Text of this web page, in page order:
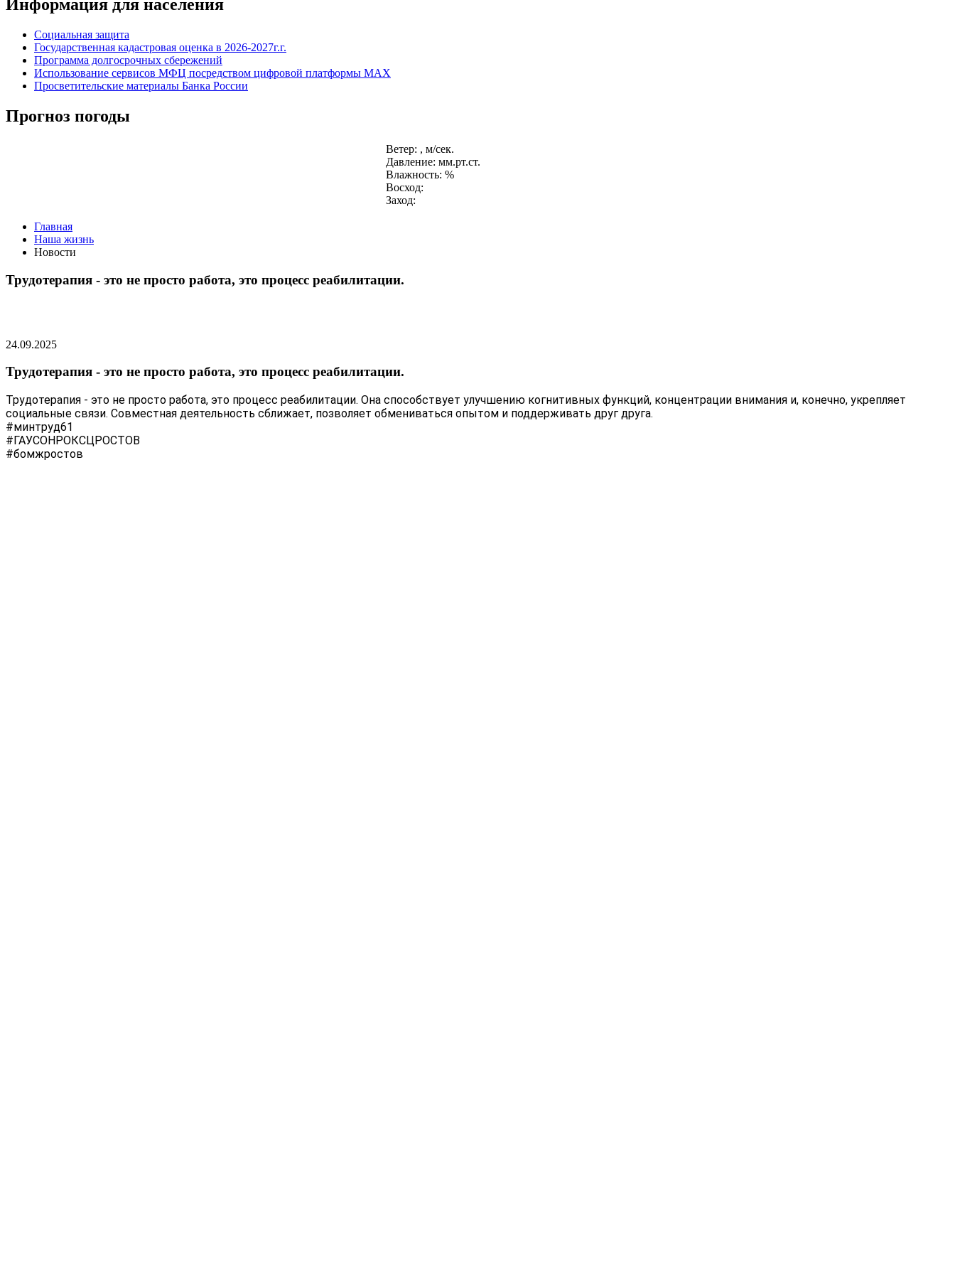
Информация для населения
Социальная защита
Государственная кадастровая оценка в 2026-2027г.г.
Программа долгосрочных сбережений
Использование сервисов МФЦ посредством цифровой платформы MAX
Просветительские материалы Банка России
Прогноз погоды
Ветер: , м/сек.
Давление: мм.рт.ст.
Влажность: %
Восход:
Заход:
Главная
Наша жизнь
Новости
Трудотерапия - это не просто работа, это процесс реабилитации.
24.09.2025
Трудотерапия - это не просто работа, это процесс реабилитации.
Трудотерапия - это не просто работа, это процесс реабилитации. Она способствует улучшению когнитивных функций, концентрации внимания и, конечно, укрепляет
социальные связи. Совместная деятельность сближает, позволяет обмениваться опытом и поддерживать друг друга.
#минтруд61
#ГАУСОНРОКСЦРОСТОВ
#бомжростов